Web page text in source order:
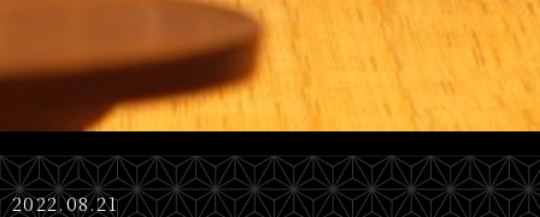
2022.08.21